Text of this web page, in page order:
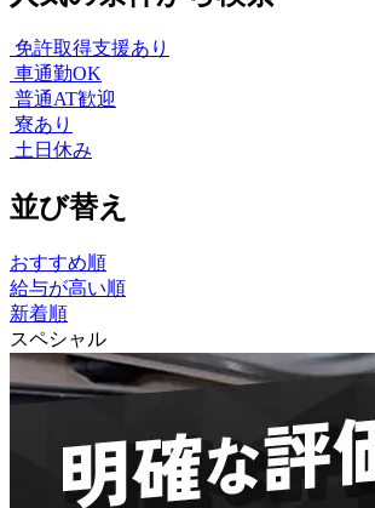
免許取得支援あり
車通勤OK
普通AT歓迎
寮あり
土日休み
並び替え
おすすめ順
給与が高い順
新着順
スペシャル